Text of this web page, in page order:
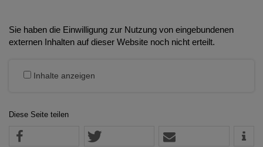
Sie haben die Einwilligung zur Nutzung von eingebundenen
externen Inhalten auf dieser Website noch nicht erteilt.
Inhalte anzeigen
Diese Seite teilen